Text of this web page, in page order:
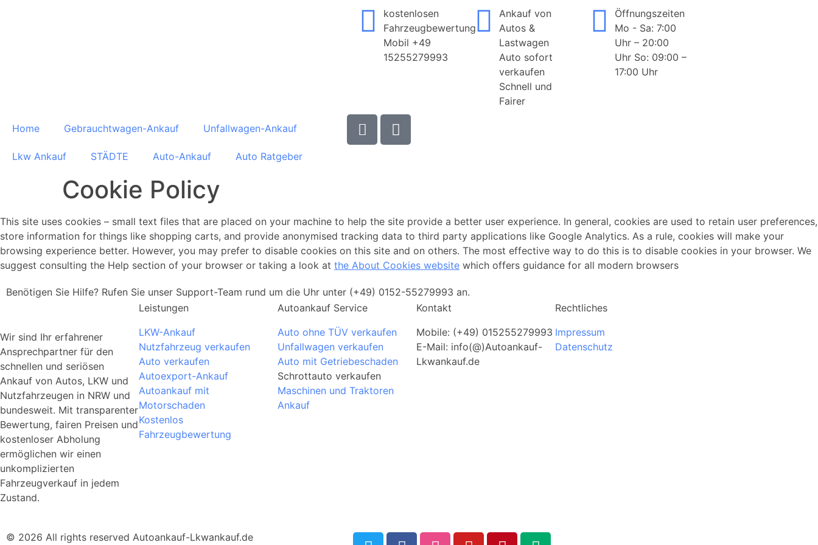
kostenlosen
Fahrzeugbewertung
Mobil +49
15255279993
Ankauf von
Autos &
Lastwagen
Auto sofort
verkaufen
Schnell und
Fairer
Öffnungszeiten
Mo - Sa: 7:00
Uhr – 20:00
Uhr So: 09:00 –
17:00 Uhr
Home Gebrauchtwagen-Ankauf Unfallwagen-Ankauf
Lkw Ankauf STÄDTE Auto-Ankauf Auto Ratgeber
Cookie Policy
This site uses cookies – small text files that are placed on your machine to help the site provide a better user experience. In general, cookies are used to retain user preferences,
store information for things like shopping carts, and provide anonymised tracking data to third party applications like Google Analytics. As a rule, cookies will make your
browsing experience better. However, you may prefer to disable cookies on this site and on others. The most effective way to do this is to disable cookies in your browser. We
suggest consulting the Help section of your browser or taking a look at the About Cookies website which offers guidance for all modern browsers
Benötigen Sie Hilfe? Rufen Sie unser Support-Team rund um die Uhr unter (+49) 0152-55279993 an.
Wir sind Ihr erfahrener
Ansprechpartner für den
schnellen und seriösen
Ankauf von Autos, LKW und
Nutzfahrzeugen in NRW und
bundesweit. Mit transparenter
Bewertung, fairen Preisen und
kostenloser Abholung
ermöglichen wir einen
unkomplizierten
Fahrzeugverkauf in jedem
Zustand.
Leistungen
LKW-Ankauf
Nutzfahrzeug verkaufen
Auto verkaufen
Autoexport-Ankauf
Autoankauf mit
Motorschaden
Kostenlos
Fahrzeugbewertung
Autoankauf Service
Auto ohne TÜV verkaufen
Unfallwagen verkaufen
Auto mit Getriebeschaden
Schrottauto verkaufen
Maschinen und Traktoren
Ankauf
Kontakt
Mobile: (+49) 015255279993
E-Mail: info(@)Autoankauf-
Lkwankauf.de
Rechtliches
Impressum
Datenschutz
© 2026 All rights reserved Autoankauf-Lkwankauf.de